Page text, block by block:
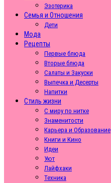
Эзотерика
Семья и Отношения
Дети
Мода
Рецепты
Первые блюда
Вторые блюда
Салаты и Закуски
Выпечка и Десерты
Напитки
Стиль жизни
С миру по нитке
Знаменитости
Карьера и Образование
Книги и Кино
Идеи
Уют
Лайфхаки
Техника